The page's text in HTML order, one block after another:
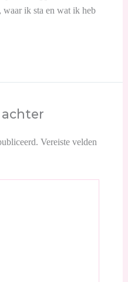
ik sta en wat ik heb
Vereiste velden